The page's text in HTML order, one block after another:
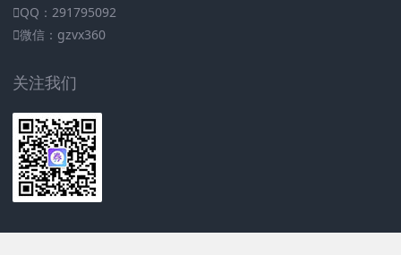
QQ：291795092
微信：gzvx360
关注我们